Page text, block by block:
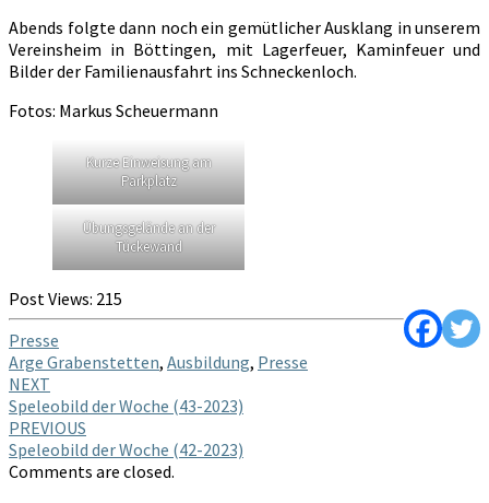
Abends folgte dann noch ein gemütlicher Ausklang in unserem
Vereinsheim in Böttingen, mit Lagerfeuer, Kaminfeuer und
Bilder der Familienausfahrt ins Schneckenloch.
Fotos: Markus Scheuermann
Kurze Einweisung am
Parkplatz
Übungsgelände an der
Tückewand
Post Views: 215
Presse
Arge Grabenstetten, Ausbildung, Presse
Post
navigation
NEXT
Speleobild der Woche (43-2023)
PREVIOUS
Speleobild der Woche (42-2023)
Comments are closed.